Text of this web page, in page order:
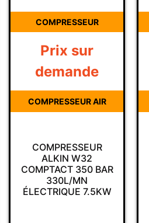
COMPRESSEUR
COMPRESSEUR
ALKIN W32
COMPTACT 350 BAR
330L/MN
ÉLECTRIQUE 7.5KW
Prix sur
demande
COMPRESSEUR AIR